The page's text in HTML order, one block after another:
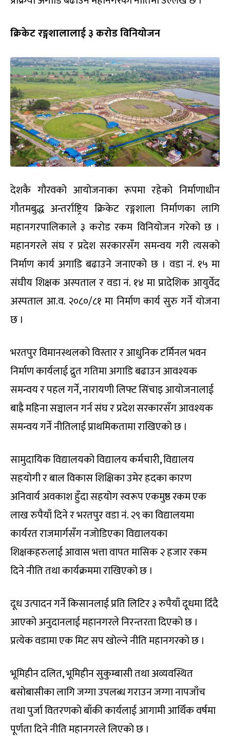
क्रिकेट रङ्गशालालाई ३ करोड विनियोजन
देशकै गौरवको आयोजनाका रूपमा रहेको निर्माणाधीन
गौतमबुद्ध अन्तर्राष्ट्रिय क्रिकेट रङ्गशाला निर्माणका लागि
महानगरपालिकाले ३ करोड रकम विनियोजन गरेको छ ।
महानगरले संघ र प्रदेश सरकारसँग समन्वय गरी त्यसको
निर्माण कार्य अगाडि बढाउने जनाएको छ । वडा नं. १५ मा
संघीय शिक्षक अस्पताल र वडा नं. १४ मा प्रादेशिक आयुर्वेद
अस्पताल आ.व. २०८०/८१ मा निर्माण कार्य सुरु गर्ने योजना
छ ।
भरतपुर विमानस्थलको विस्तार र आधुनिक टर्मिनल भवन
निर्माण कार्यलाई द्रुत गतिमा अगाडि बढाउन आवश्यक
समन्वय र पहल गर्ने, नारायणी लिफ्ट सिंचाइ आयोजनालाई
बाह्रै महिना सञ्चालन गर्न संघ र प्रदेश सरकारसँग आवश्यक
समन्वय गर्ने नीतिलाई प्राथमिकतामा राखिएको छ ।
सामुदायिक विद्यालयको विद्यालय कर्मचारी, विद्यालय
सहयोगी र बाल विकास शिक्षिका उमेर हदका कारण
अनिवार्य अवकाश हुँदा सहयोग स्वरूप एकमुष्ठ रकम एक
लाख रुपैयाँ दिने र भरतपुर वडा नं. २९ का विद्यालयमा
कार्यरत राजमार्गसँग नजोडिएका विद्यालयका
शिक्षकहरुलाई आवास भत्ता वापत मासिक २ हजार रकम
दिने नीति तथा कार्यक्रममा राखिएको छ ।
दूध उत्पादन गर्ने किसानलाई प्रति लिटिर ३ रुपैयाँ दूधमा दिँदै
आएको अनुदानलाई महानगरले निरन्तरता दिएको छ ।
प्रत्येक वडामा एक मिट सप खोल्ने नीति महानगरको छ ।
भूमिहीन दलित, भूमिहीन सुकुम्बासी तथा अव्यवस्थित
बसोबासीका लागि जग्गा उपलब्ध गराउन जग्गा नापजाँच
तथा पुर्जा वितरणको बाँकी कार्यलाई आगामी आर्थिक वर्षमा
पूर्णता दिने नीति महानगरले लिएको छ ।